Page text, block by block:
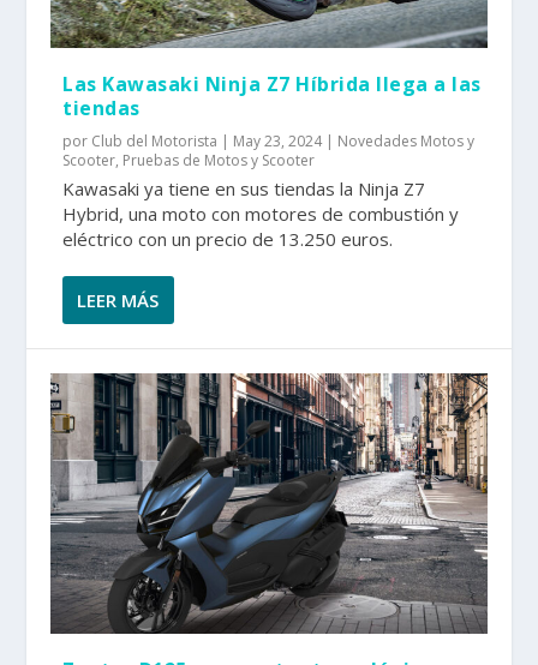
Las Kawasaki Ninja Z7 Híbrida llega a las
tiendas
por Club del Motorista | May 23, 2024| Novedades Motos y
Scooter, Pruebas de Motos y Scooter
Kawasaki ya tiene en sus tiendas la Ninja Z7
Hybrid, una moto con motores de combustión y
eléctrico con un precio de 13.250 euros.
LEER MÁS